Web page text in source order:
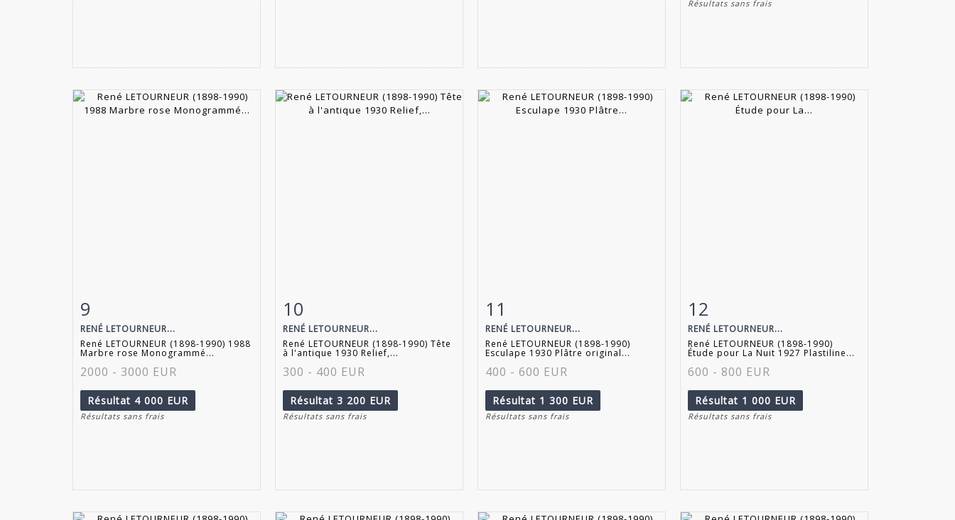
Résultats sans frais
Fiche détaillée
9
RENÉ LETOURNEUR...
René LETOURNEUR (1898-1990) 1988
Marbre rose Monogrammé...
2000 - 3000 EUR
Résultat 4 000 EUR
Résultats sans frais
Fiche détaillée
10
RENÉ LETOURNEUR...
René LETOURNEUR (1898-1990) Tête
à l'antique 1930 Relief,...
300 - 400 EUR
Résultat 3 200 EUR
Résultats sans frais
Fiche détaillée
11
RENÉ LETOURNEUR...
René LETOURNEUR (1898-1990)
Esculape 1930 Plâtre original...
400 - 600 EUR
Résultat 1 300 EUR
Résultats sans frais
Fiche détaillée
12
RENÉ LETOURNEUR...
René LETOURNEUR (1898-1990)
Étude pour La Nuit 1927 Plastiline...
600 - 800 EUR
Résultat 1 000 EUR
Résultats sans frais